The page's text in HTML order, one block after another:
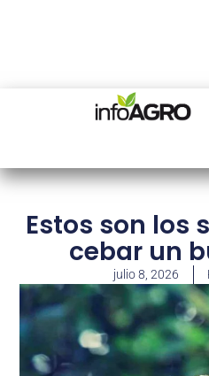
Estos son los
cebar un
julio 8, 2026